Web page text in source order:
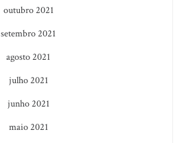
outubro 2021
setembro 2021
agosto 2021
julho 2021
junho 2021
maio 2021